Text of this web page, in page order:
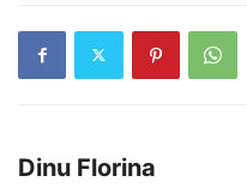
Dinu Florina